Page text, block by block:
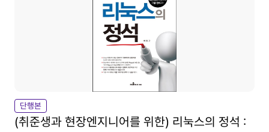
단행본
(취준생과 현장엔지니어를 위한) 리눅스의 정석 :